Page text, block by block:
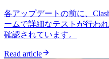
各アップデートの前に、
ームで詳細なテストが行わ
確認されています。
Read article